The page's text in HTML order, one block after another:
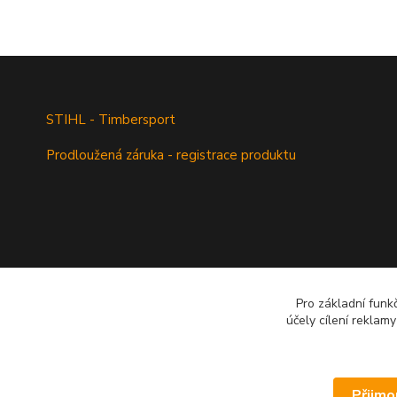
STIHL - Timbersport
Prodloužená záruka - registrace produktu
Pro základní
účely cílení